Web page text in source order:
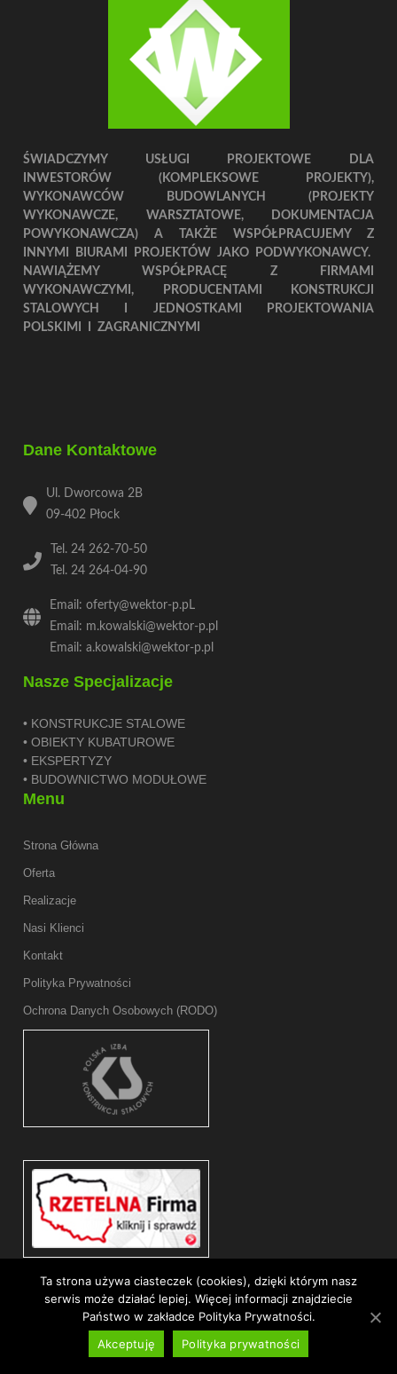
ŚWIADCZYMY USŁUGI PROJEKTOWE DLA
INWESTORÓW (KOMPLEKSOWE PROJEKTY),
WYKONAWCÓW BUDOWLANYCH (PROJEKTY
WYKONAWCZE, WARSZTATOWE, DOKUMENTACJA
POWYKONAWCZA) A TAKŻE WSPÓŁPRACUJEMY Z
INNYMI BIURAMI PROJEKTÓW JAKO PODWYKONAWCY.
NAWIĄŻEMY WSPÓŁPRACĘ Z FIRMAMI
WYKONAWCZYMI, PRODUCENTAMI KONSTRUKCJI
STALOWYCH I JEDNOSTKAMI PROJEKTOWANIA
POLSKIMI I ZAGRANICZNYMI
Dane Kontaktowe
Ul. Dworcowa 2B
09-402 Płock
Tel. 24 262-70-50
Tel. 24 264-04-90
Email: oferty@wektor-p.pL
Email: m.kowalski@wektor-p.pl
Email: a.kowalski@wektor-p.pl
Nasze Specjalizacje
• KONSTRUKCJE STALOWE
• OBIEKTY KUBATUROWE
• EKSPERTYZY
• BUDOWNICTWO MODUŁOWE
Menu
Strona Główna
Oferta
Realizacje
Nasi Klienci
Kontakt
Polityka Prywatności
Ochrona Danych Osobowych (RODO)
Copyright© 2026 WEKTOR-P All Rights Reserved.
Ta strona używa ciasteczek (cookies), dzięki którym nasz
serwis może działać lepiej. Więcej informacji znajdziecie
Państwo w zakładce Polityka Prywatności.
Akceptuję
Polityka prywatności